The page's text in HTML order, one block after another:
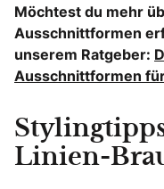
Möchtest du mehr
Ausschnittformen
unserem Ratgeber:
Ausschnittformen
Linien-